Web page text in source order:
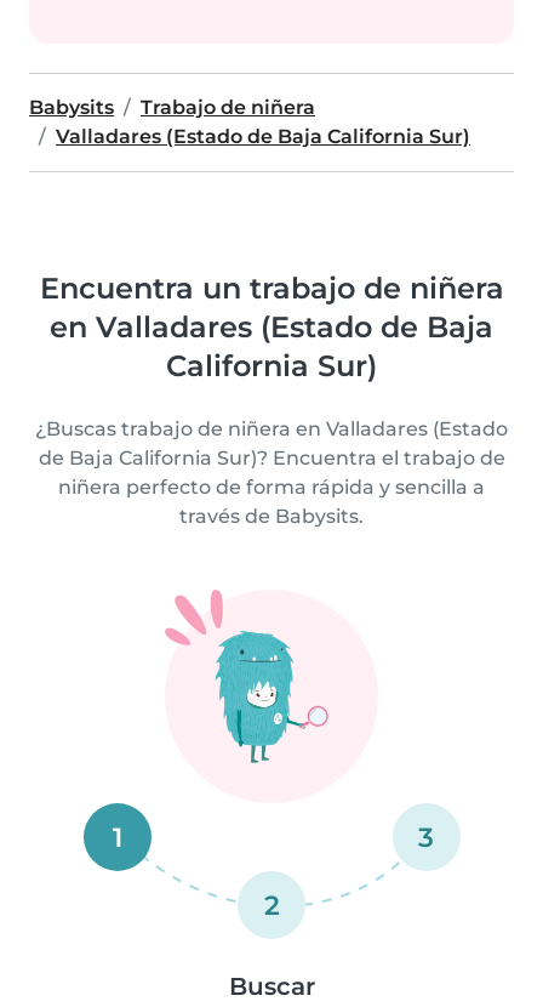
Babysits
Trabajo de niñera
Valladares (Estado de Baja California Sur)
Encuentra un trabajo de niñera
en Valladares (Estado de Baja
California Sur)
¿Buscas trabajo de niñera en Valladares (Estado
de Baja California Sur)? Encuentra el trabajo de
niñera perfecto de forma rápida y sencilla a
través de Babysits.
1
2
3
Buscar